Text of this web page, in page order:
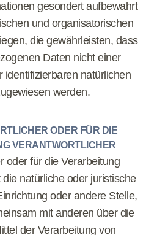
gesondert aufbewahrt
und organisatorischen
die gewährleisten, dass
Daten nicht einer
identifizierbaren natürlichen
werden.
ODER FÜR DIE
VERANTWORTLICHER
oder für die Verarbeitung
natürliche oder juristische
oder andere Stelle,
mit anderen über die
der Verarbeitung von